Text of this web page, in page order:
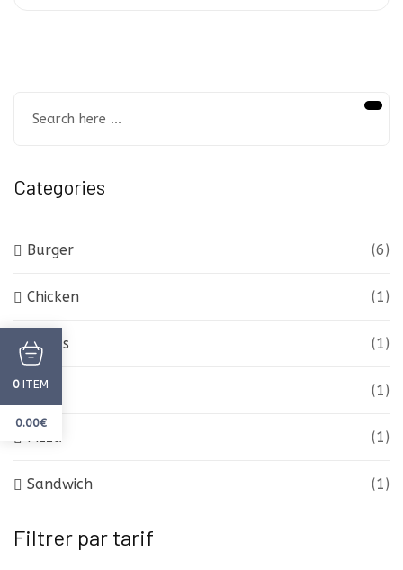
Categories
Burger (6)
Chicken (1)
Drinks (1)
Fries (1)
Pizza (1)
Sandwich (1)
Filtrer par tarif
0 ITEM
0.00€